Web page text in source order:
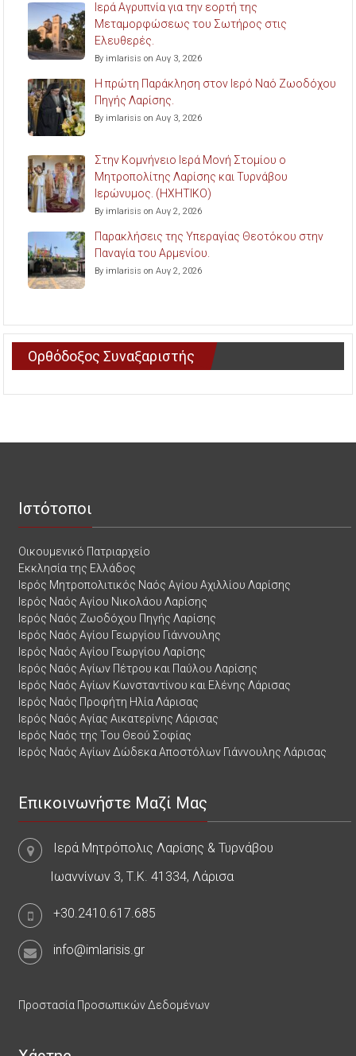
Ιερά Αγρυπνία για την εορτή της
Μεταμορφώσεως του Σωτήρος στις
Ελευθερές.
By imlarisis on Αυγ 3, 2026
Η πρώτη Παράκληση στον Ιερό Ναό Ζωοδόχου
Πηγής Λαρίσης.
By imlarisis on Αυγ 3, 2026
Στην Κομνήνειο Ιερά Μονή Στομίου ο
Μητροπολίτης Λαρίσης και Τυρνάβου
Ιερώνυμος. (ΗΧΗΤΙΚΟ)
By imlarisis on Αυγ 2, 2026
Παρακλήσεις της Υπεραγίας Θεοτόκου στην
Παναγία του Αρμενίου.
By imlarisis on Αυγ 2, 2026
Ορθόδοξος Συναξαριστής
Ιστότοποι
Οικουμενικό Πατριαρχείο
Εκκλησία της Ελλάδος
Ιερός Μητροπολιτικός Ναός Αγίου Αχιλλίου Λαρίσης
Ιερός Ναός Αγίου Νικολάου Λαρίσης
Ιερός Ναός Ζωοδόχου Πηγής Λαρίσης
Ιερός Ναός Αγίου Γεωργίου Γιάννουλης
Ιερός Ναός Αγίου Γεωργίου Λαρίσης
Ιερός Ναός Αγίων Πέτρου και Παύλου Λαρίσης
Ιερός Ναός Αγίων Κωνσταντίνου και Ελένης Λάρισας
Ιερός Ναός Προφήτη Ηλία Λάρισας
Ιερός Ναός Αγίας Αικατερίνης Λάρισας
Ιερός Ναός της Του Θεού Σοφίας
Ιερός Ναός Αγίων Δώδεκα Αποστόλων Γιάννουλης Λάρισας
Επικοινωνήστε Μαζί Μας
Ιερά Μητρόπολις Λαρίσης & Τυρνάβου
Ιωαννίνων 3, Τ.Κ. 41334, Λάρισα
+30.2410.617.685
info@imlarisis.gr
Προστασία Προσωπικών Δεδομένων